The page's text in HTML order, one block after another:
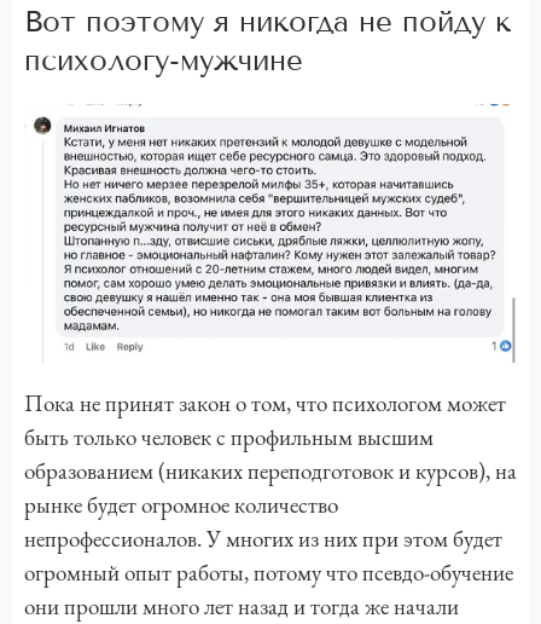
Вот поэтому я никогда не пойду к
психологу-мужчине
Пока не принят закон о том, что психологом может
быть только человек с профильным высшим
образованием (никаких переподготовок и курсов), на
рынке будет огромное количество
непрофессионалов. У многих из них при этом будет
огромный опыт работы, потому что псевдо-обучение
они прошли много лет назад и тогда же начали